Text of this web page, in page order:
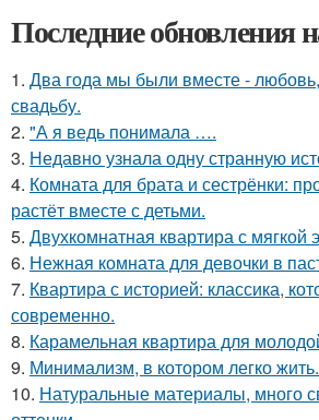
Последние обновления
1. Два года мы были вместе -
свадьбу.
2. "А я ведь понимала ….
3. Недавно узнала одну странную
4. Комната для брата и сестрёнки:
растёт вместе с детьми.
5. Двухкомнатная квартира с мягкой
6. Нежная комната для девочки в
7. Квартира с историей: классика,
современно.
8. Карамельная квартира для
9. Минимализм, в котором легко жить.
10. Натуральные материалы, много